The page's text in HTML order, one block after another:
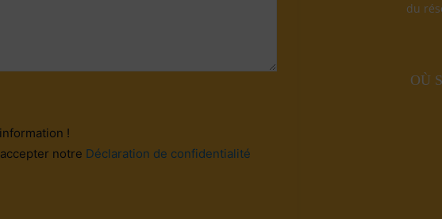
!
notre Déclaration de confidentialité
du
OÙ